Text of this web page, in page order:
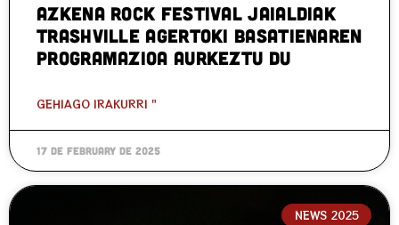
Azkena Rock Festival jaialdiak
Trashville agertoki basatienaren
programazioa aurkeztu du
GEHIAGO IRAKURRI "
17 de February de 2025
NEWS 2025